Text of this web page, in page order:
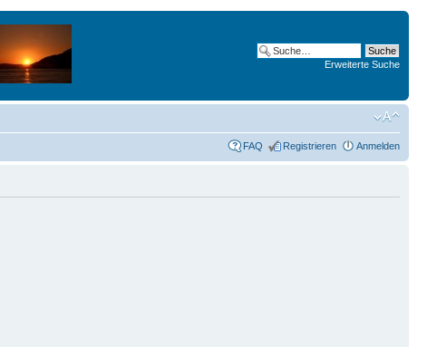
Erweiterte Suche
FAQ Registrieren Anmelden